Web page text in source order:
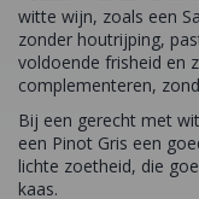
witte wijn, zoals een
zonder houtrijping,
voldoende frisheid en
complementeren,
Bij een gerecht met
een Pinot Gris een
lichte zoetheid, die
kaas.